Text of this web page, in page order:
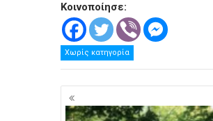
Κοινοποίησε:
Χωρίς κατηγορία
Πλοήγηση
άρθρων